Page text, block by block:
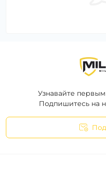
Узнавайте
Подпишитесь на